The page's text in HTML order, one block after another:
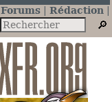
Forums
Rédaction